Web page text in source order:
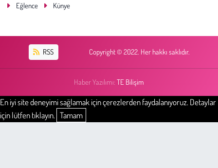
Eğlence
Künye
RSS Copyright © 2022. Her hakkı saklıdır.
Haber Yazılımı: TE Bilişim
En iyi site deneyimi sağlamak için çerezlerden faydalanıyoruz. Detaylar
için lütfen tıklayın. Tamam